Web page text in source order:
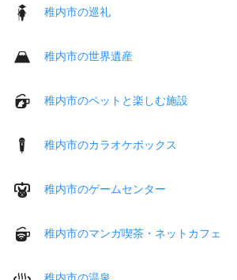
稚内市の巡礼
稚内市の世界遺産
稚内市のペットと楽しむ施設
稚内市のカラオケボックス
稚内市のゲームセンター
稚内市のマンガ喫茶・ネットカフェ
稚内市の温泉